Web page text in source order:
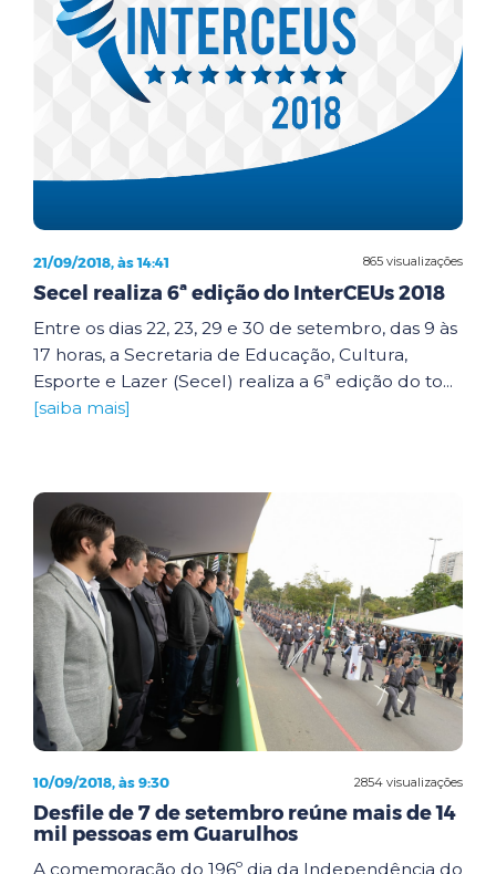
865 visualizações
21/09/2018, às 14:41
Secel realiza 6ª edição do InterCEUs 2018
Entre os dias 22, 23, 29 e 30 de setembro, das 9 às
17 horas, a Secretaria de Educação, Cultura,
Esporte e Lazer (Secel) realiza a 6ª edição do to...
[saiba mais]
2854 visualizações
10/09/2018, às 9:30
Desfile de 7 de setembro reúne mais de 14
mil pessoas em Guarulhos
A comemoração do 196º dia da Independência do